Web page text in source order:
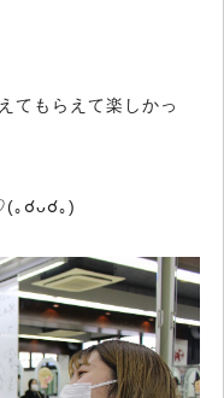
てもらえて楽しかっ
｡☌ᴗ☌｡)